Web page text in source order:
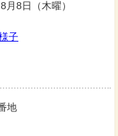
8日（木曜）
子
地